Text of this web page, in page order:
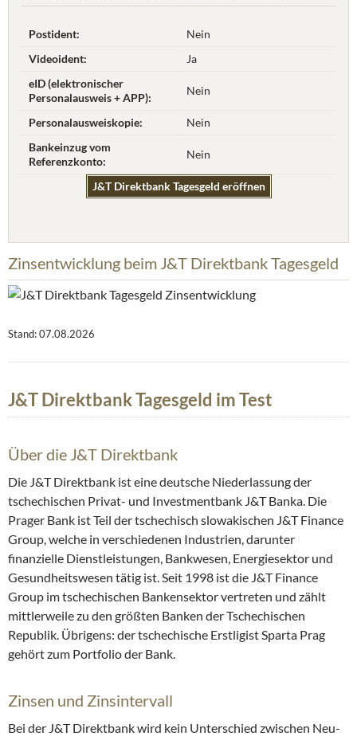
Postident:
Nein
Videoident:
Ja
eID (elektronischer
Personalausweis + APP):
Nein
Personalausweiskopie:
Nein
Bankeinzug vom
Referenzkonto:
Nein
J&T Direktbank Tagesgeld eröffnen
Zinsentwicklung beim J&T Direktbank Tagesgeld
Stand: 07.08.2026
J&T Direktbank Tagesgeld im Test
Über die J&T Direktbank
Die J&T Direktbank ist eine deutsche Niederlassung der
tschechischen Privat- und Investmentbank J&T Banka. Die
Prager Bank ist Teil der tschechisch slowakischen J&T Finance
Group, welche in verschiedenen Industrien, darunter
finanzielle Dienstleistungen, Bankwesen, Energiesektor und
Gesundheitswesen tätig ist. Seit 1998 ist die J&T Finance
Group im tschechischen Bankensektor vertreten und zählt
mittlerweile zu den größten Banken der Tschechischen
Republik. Übrigens: der tschechische Erstligist Sparta Prag
gehört zum Portfolio der Bank.
Zinsen und Zinsintervall
Bei der J&T Direktbank wird kein Unterschied zwischen Neu-